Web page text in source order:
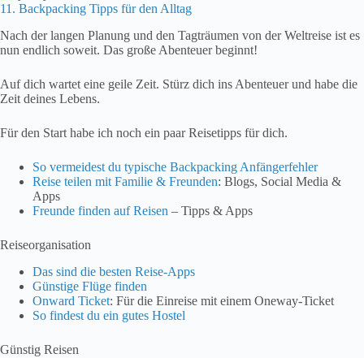
11. Backpacking Tipps für den Alltag
Nach der langen Planung und den Tagträumen von der Weltreise ist es
nun endlich soweit. Das große Abenteuer beginnt!
Auf dich wartet eine geile Zeit. Stürz dich ins Abenteuer und habe die
Zeit deines Lebens.
Für den Start habe ich noch ein paar Reisetipps für dich.
So vermeidest du typische Backpacking Anfängerfehler
Reise teilen mit Familie & Freunden: Blogs, Social Media &
Apps
Freunde finden auf Reisen – Tipps & Apps
Reiseorganisation
Das sind die besten Reise-Apps
Günstige Flüge finden
Onward Ticket: Für die Einreise mit einem Oneway-Ticket
So findest du ein gutes Hostel
Günstig Reisen